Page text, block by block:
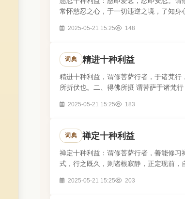
常怀慈忍之心，于一切违逆之境，了知身
2025-05-21 15:25 148
词典 精进十种利益
精进十种利益，谓修菩萨行者，于诸梵
所折伏也。二、得佛所摄 谓菩萨于诸梵
2025-05-21 15:25 183
词典 禅定十种利益
禅定十种利益：谓修菩萨行者，善能修
式，行之既久，则诸根寂静，正定现前，
2025-05-21 15:25 203